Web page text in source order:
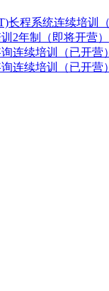
长程系统连续培训
2年制（即将开营）
连续培训（已开营）
连续培训（已开营）